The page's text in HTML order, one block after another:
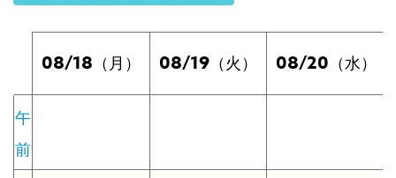
08/18 （月） 08/19 （火） 08/20 （水）
午
前